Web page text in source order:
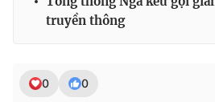
Theo dõi báo trên
Cơ quan báo chí:
truyền thông
0 0